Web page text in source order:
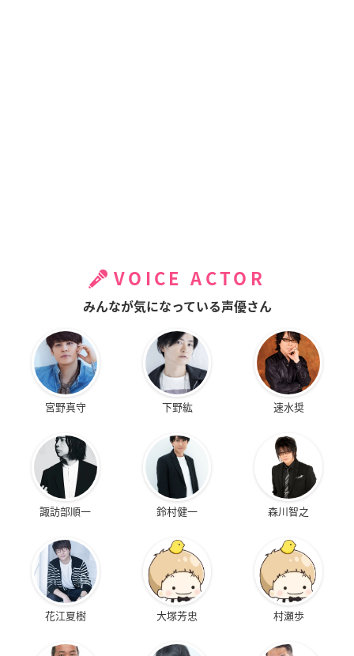
VOICE ACTOR
みんなが気になっている声優さん
宮野真守 下野紘 速水奨
諏訪部順一 鈴村健一 森川智之
花江夏樹 大塚芳忠 村瀬歩